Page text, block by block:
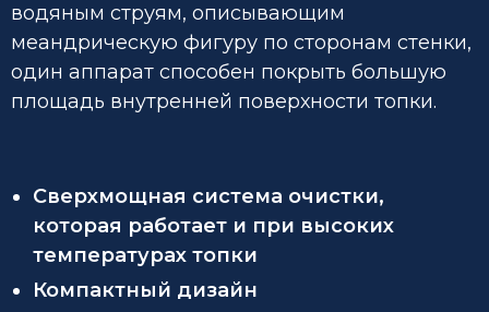
водяным струям, описывающим
меандрическую фигуру по сторонам стенки,
один аппарат способен покрыть большую
площадь внутренней поверхности топки.
Сверхмощная система очистки,
которая работает и при высоких
температурах топки
Компактный дизайн